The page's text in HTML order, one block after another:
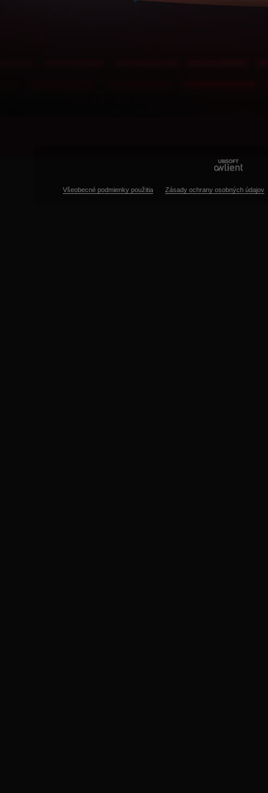
Všeobecné podmienky použitia Zásady ochrany osobných údajov